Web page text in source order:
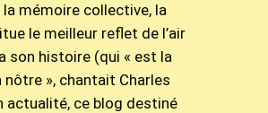
mémoire collective, la
le meilleur reflet de l’air
son histoire (qui « est la
nôtre », chantait Charles
actualité, ce blog destiné